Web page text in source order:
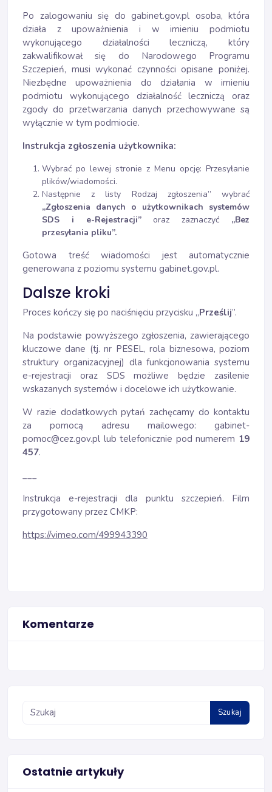
Po zalogowaniu się do gabinet.gov.pl osoba, która
działa z upoważnienia i w imieniu podmiotu
wykonującego działalności leczniczą, który
zakwalifikował się do Narodowego Programu
Szczepień, musi wykonać czynności opisane poniżej.
Niezbędne upoważnienia do działania w imieniu
podmiotu wykonującego działalność leczniczą oraz
zgody do przetwarzania danych przechowywane są
wyłącznie w tym podmiocie.
Instrukcja zgłoszenia użytkownika:
Wybrać po lewej stronie z Menu opcję: Przesyłanie
plików/wiadomości.
Następnie z listy Rodzaj zgłoszenia” wybrać
„Zgłoszenia danych o użytkownikach systemów
SDS i e-Rejestracji”oraz zaznaczyć „Bez
przesyłania pliku”.
Gotowa treść wiadomości jest automatycznie
generowana z poziomu systemu gabinet.gov.pl.
Dalsze kroki
Proces kończy się po naciśnięciu przycisku „Prześlij”.
Na podstawie powyższego zgłoszenia, zawierającego
kluczowe dane (tj. nr PESEL, rola biznesowa, poziom
struktury organizacyjnej) dla funkcjonowania systemu
e-rejestracji oraz SDS możliwe będzie zasilenie
wskazanych systemów i docelowe ich użytkowanie.
W razie dodatkowych pytań zachęcamy do kontaktu
za pomocą adresu mailowego: gabinet-
pomoc@cez.gov.pl lub telefonicznie pod numerem 19
457.
Instrukcja e-rejestracji dla punktu szczepień. Film
przygotowany przez CMKP:
https://vimeo.com/499943390
Komentarze
Szukaj
Ostatnie artykuły